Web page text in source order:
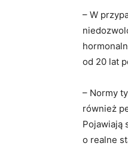
– W
od 20 lat
– Normy
również
Pojawiają
o realne